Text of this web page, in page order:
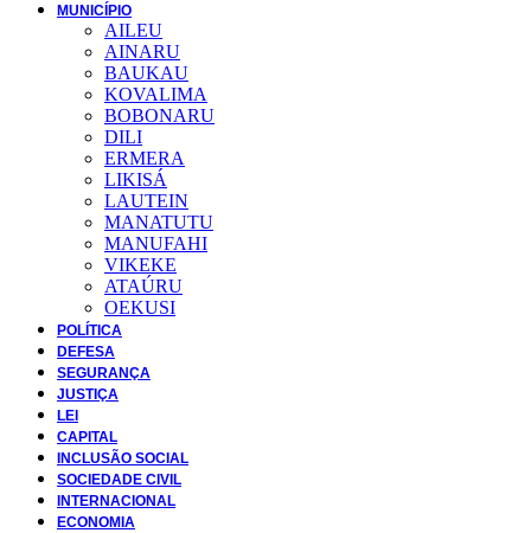
MUNICÍPIO
AILEU
AINARU
BAUKAU
KOVALIMA
BOBONARU
DILI
ERMERA
LIKISÁ
LAUTEIN
MANATUTU
MANUFAHI
VIKEKE
ATAÚRU
OEKUSI
POLÍTICA
DEFESA
SEGURANÇA
JUSTIÇA
LEI
CAPITAL
INCLUSÃO SOCIAL
SOCIEDADE CIVIL
INTERNACIONAL
ECONOMIA